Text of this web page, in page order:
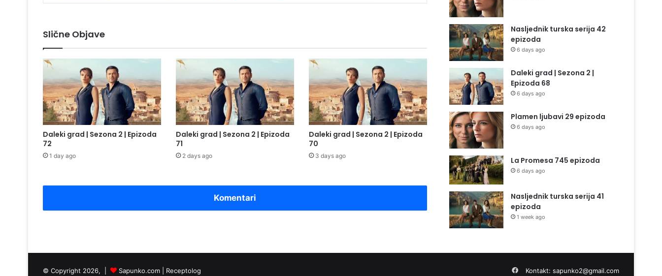
Slične Objave
Daleki grad | Sezona 2 | Epizoda
72
1 day ago
Daleki grad | Sezona 2 | Epizoda
71
2 days ago
Daleki grad | Sezona 2 | Epizoda
70
3 days ago
Komentari
Nasljednik turska serija 42
epizoda
6 days ago
Daleki grad | Sezona 2 |
Epizoda 68
6 days ago
Plamen ljubavi 29 epizoda
6 days ago
La Promesa 745 epizoda
6 days ago
Nasljednik turska serija 41
epizoda
1 week ago
© Copyright 2026, | Sapunko.com Receptolog Kontakt: sapunko2@gmail.com
Facebook